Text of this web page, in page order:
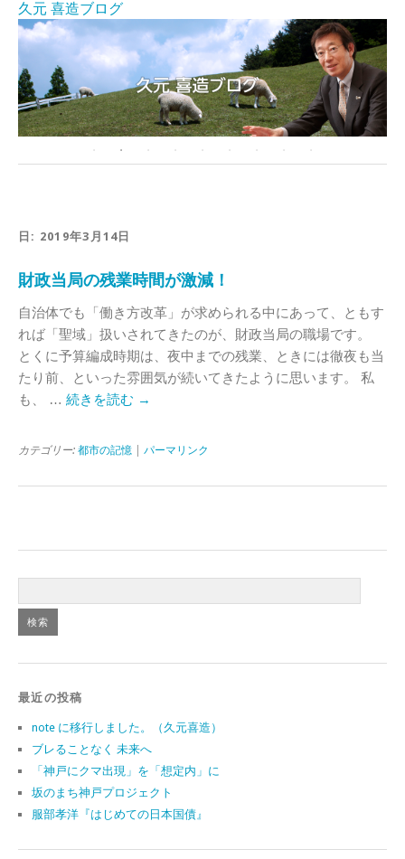
久元 喜造ブログ
日: 2019年3月14日
財政当局の残業時間が激減！
自治体でも「働き方改革」が求められる中にあって、ともす
れば「聖域」扱いされてきたのが、財政当局の職場です。
とくに予算編成時期は、夜中までの残業、ときには徹夜も当
たり前、といった雰囲気が続いてきたように思います。 私
も、 … 続きを読む →
カテゴリー: 都市の記憶 パーマリンク
最近の投稿
note に移行しました。（久元喜造）
ブレることなく 未来へ
「神戸にクマ出現」を「想定内」に
坂のまち神戸プロジェクト
服部孝洋『はじめての日本国債』